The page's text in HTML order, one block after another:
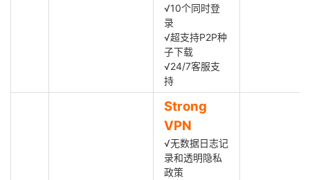
√10个同时登
录
√超支持P2P种
子下载
√24/7客服支
持
Strong
VPN
√无数据日志记
录和透明隐私
政策